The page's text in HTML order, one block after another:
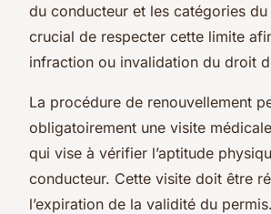
du conducteur et les catégories
crucial de respecter cette limite
infraction ou invalidation du droit
La procédure de renouvellement
obligatoirement une visite
qui vise à vérifier l’aptitude
conducteur. Cette visite doit être
l’expiration de la validité du